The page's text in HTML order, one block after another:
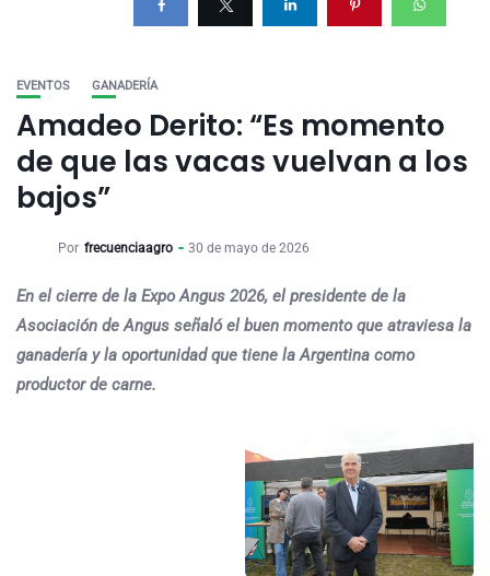
EVENTOS GANADERÍA
Amadeo Derito: “Es momento
de que las vacas vuelvan a los
bajos”
Por frecuenciaagro 30 de mayo de 2026
En el cierre de la Expo Angus 2026, el presidente de la
Asociación de Angus señaló el buen momento que atraviesa la
ganadería y la oportunidad que tiene la Argentina como
productor de carne.